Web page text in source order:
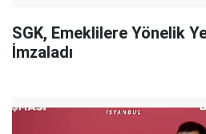
SGK, Emeklilere Yönelik
İmzaladı